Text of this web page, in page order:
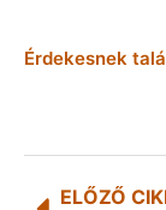
Érdekesnek
ELŐZŐ